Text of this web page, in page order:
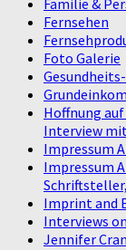
Fernsehen
Foto Galerie
Hoffnung
Interview
Impressum
Impressum
Imprint and
Interviews
Jennifer